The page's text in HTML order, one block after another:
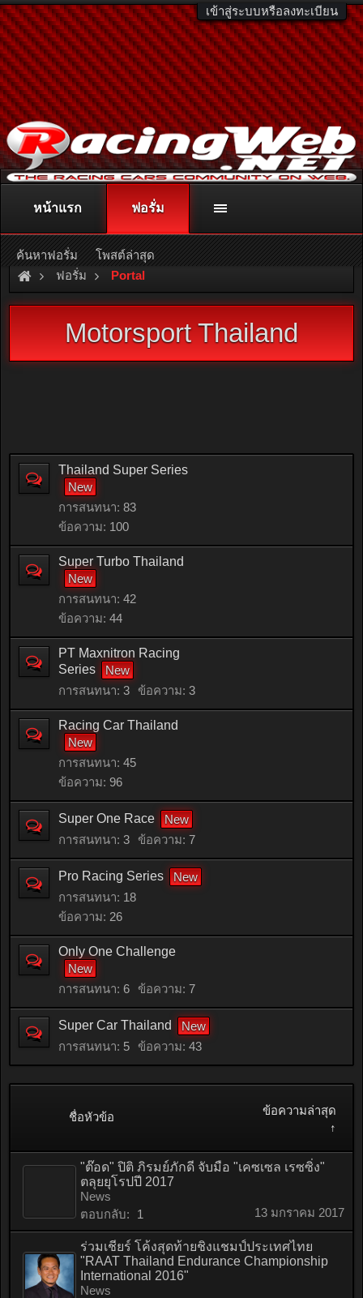
เข้าสู่ระบบหรือลงทะเบียน
ติดต่อลงโฆษณา racingweb@gmail.comหรือโทร. 081-811-1138
หรืออ่านรายละเอียดเพิ่มเติม คลิกที่นี่
ฟอรั่ม Portal
Motorsport Thailand
Thailand Super Series
การสนทนา: 83
ข้อความ: 100
Super Turbo Thailand
การสนทนา: 42
ข้อความ: 44
PT Maxnitron Racing
Series
การสนทนา: 3 ข้อความ: 3
Racing Car Thailand
การสนทนา: 45
ข้อความ: 96
Super One Race
การสนทนา: 3 ข้อความ: 7
Pro Racing Series
การสนทนา: 18
ข้อความ: 26
Only One Challenge
การสนทนา: 6 ข้อความ: 7
Super Car Thailand
การสนทนา: 5 ข้อความ: 43
ชื่อหัวข้อ
ข้อความล่าสุด
↑
"ต๊อด" ปิติ ภิรมย์ภักดี จับมือ "เคซเซล เรซซิ่ง"
ตลุยยุโรปปี 2017
News
ตอบกลับ:
1 13 มกราคม 2017
ร่วมเชียร์ โค้งสุดท้ายชิงแชมป์ประเทศไทย
"RAAT Thailand Endurance Championship
International 2016"
News
หน้าแรก ฟอรั่ม
ค้นหาฟอรั่ม โพสต์ล่าสุด